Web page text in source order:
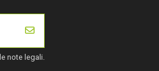
note legali.